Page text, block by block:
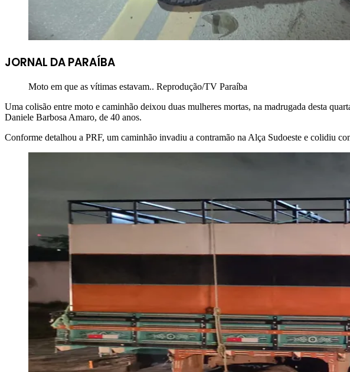
JORNAL DA PARAÍBA
Moto em que as vítimas estavam.. Reprodução/TV Paraíba
Uma colisão entre moto e caminhão deixou duas mulheres mortas, na madrugada desta
Daniele Barbosa Amaro, de 40 anos.
Conforme detalhou a PRF, um caminhão invadiu a contramão na Alça Sudoeste e colidiu